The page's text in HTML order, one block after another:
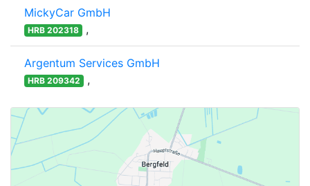
MickyCar GmbH
HRB 202318 ,
Argentum Services GmbH
HRB 209342 ,